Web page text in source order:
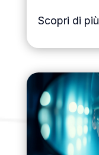
Scopri di più